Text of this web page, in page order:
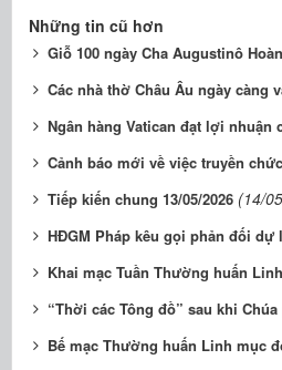
Những tin cũ hơn
Giỗ 100 ngày Cha Augustinô
Các nhà thờ Châu Âu ngày càng
Ngân hàng Vatican đạt lợi nhuận
Cảnh báo mới về việc truyền
Tiếp kiến chung 13/05/2026 (14/
HĐGM Pháp kêu gọi phản đối dự
Khai mạc Tuần Thường huấn
“Thời các Tông đồ” sau khi
Bế mạc Thường huấn Linh mục